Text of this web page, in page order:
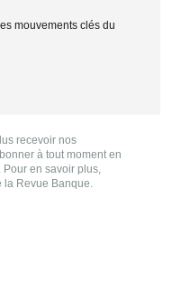
mouvements clés du
recevoir nos
à tout moment en
en savoir plus,
la Revue Banque.